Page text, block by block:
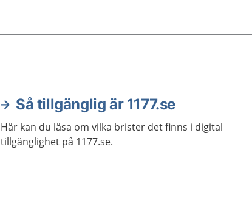
Så tillgänglig är 1177.se
Här kan du läsa om vilka brister det finns i digital
tillgänglighet på 1177.se.